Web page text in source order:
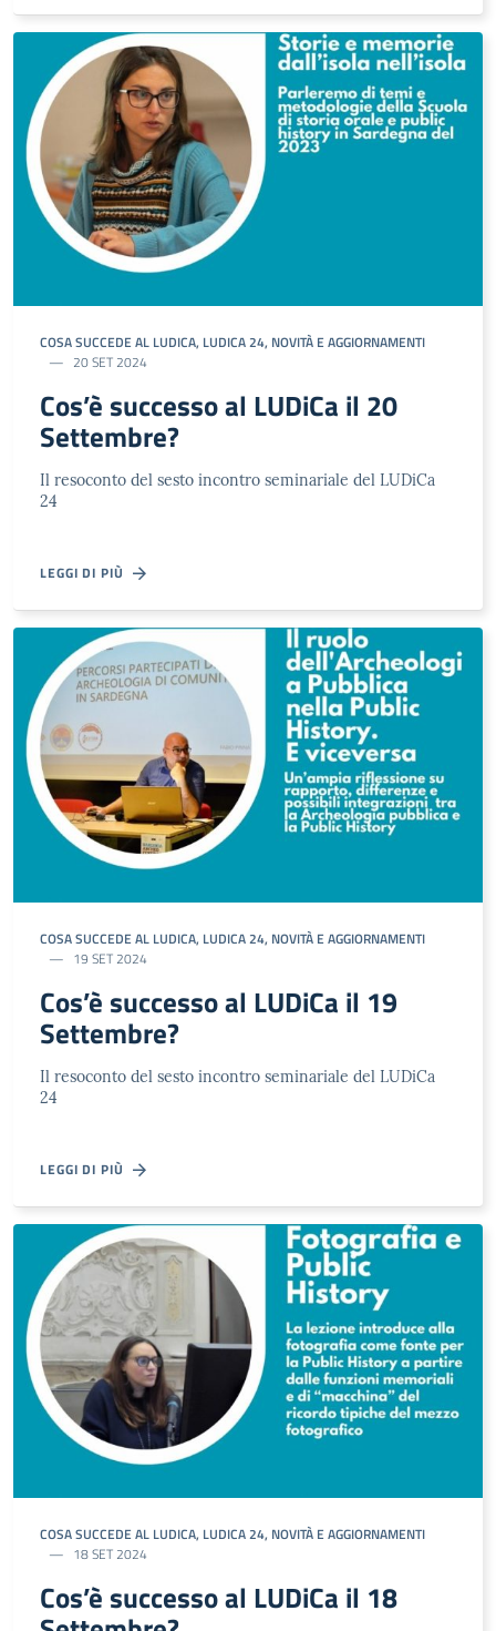
COSA SUCCEDE AL LUDICA, LUDICA 24, NOVITÀ E AGGIORNAMENTI
20 SET 2024
Cos’è successo al LUDiCa il 20
Settembre?
Il resoconto del sesto incontro seminariale del LUDiCa
24
LEGGI DI PIÙ
COSA SUCCEDE AL LUDICA, LUDICA 24, NOVITÀ E AGGIORNAMENTI
19 SET 2024
Cos’è successo al LUDiCa il 19
Settembre?
Il resoconto del sesto incontro seminariale del LUDiCa
24
LEGGI DI PIÙ
COSA SUCCEDE AL LUDICA, LUDICA 24, NOVITÀ E AGGIORNAMENTI
18 SET 2024
Cos’è successo al LUDiCa il 18